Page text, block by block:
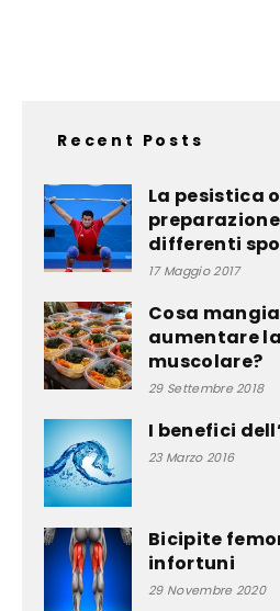
Recent Posts
La pesistica
differenti
17 Maggio 2017
Cosa
aumentare
muscolare?
29 Settembre 2018
I benefici
23 Marzo 2016
Bicipite
infortuni
29 Novembre 2020